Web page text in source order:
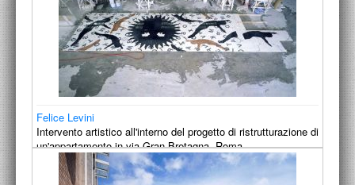
Felice Levini
Intervento artistico all'interno del progetto di ristrutturazione di
un'appartamento in via Gran Bretagna, Roma.